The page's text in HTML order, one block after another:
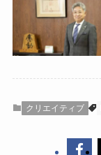
クリエイティブ